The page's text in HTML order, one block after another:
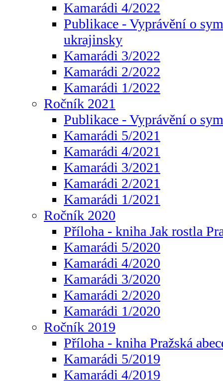
Kamarádi 4/2022
Publikace - Vyprávění o
ukrajinsky
Kamarádi 3/2022
Kamarádi 2/2022
Kamarádi 1/2022
Ročník 2021
Publikace - Vyprávění o
Kamarádi 5/2021
Kamarádi 4/2021
Kamarádi 3/2021
Kamarádi 2/2021
Kamarádi 1/2021
Ročník 2020
Příloha - kniha Jak rostla
Kamarádi 5/2020
Kamarádi 4/2020
Kamarádi 3/2020
Kamarádi 2/2020
Kamarádi 1/2020
Ročník 2019
Příloha - kniha Pražská
Kamarádi 5/2019
Kamarádi 4/2019